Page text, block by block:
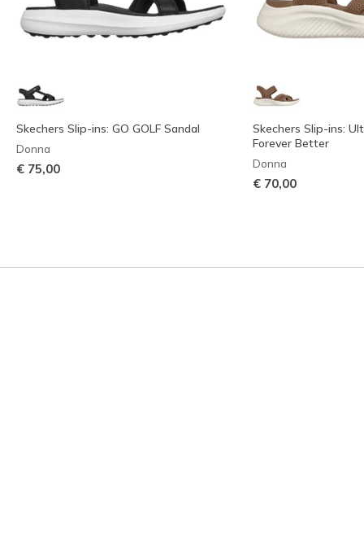
Skechers Slip-ins: GO GOLF Sandal
Donna
€ 75,00
Skechers Slip-ins:
Forever Better
Donna
€ 70,00